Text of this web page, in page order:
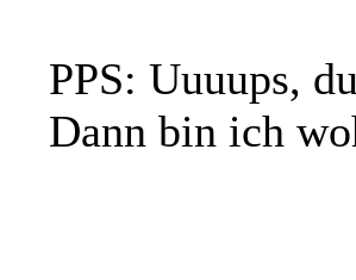
PPS: Uuuups,
Dann bin ich